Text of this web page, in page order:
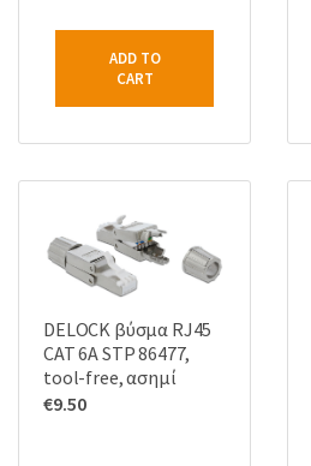
ADD TO
CART
DELOCK βύσμα RJ45
CAT 6A STP 86477,
tool-free, ασημί
€9.50